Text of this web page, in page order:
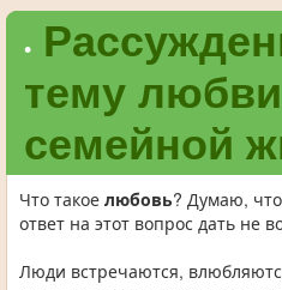
•
тему
семейной
Что такое любовь? Думаю,
ответ на этот вопрос дать не
Люди встречаются,